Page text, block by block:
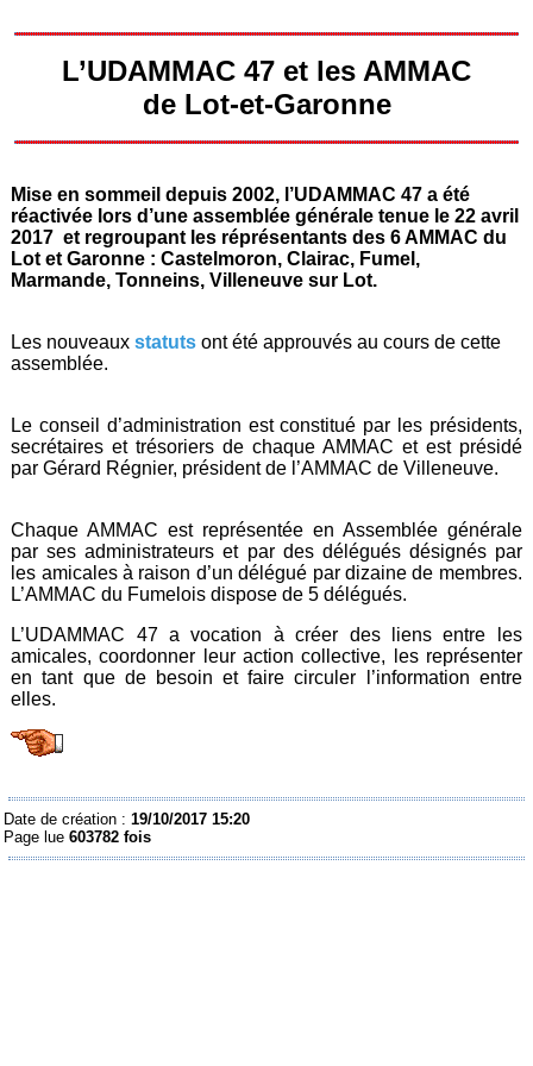
L’UDAMMAC 47 et les AMMAC
de Lot-et-Garonne
Mise en sommeil depuis 2002, l’UDAMMAC 47 a été
réactivée lors d’une assemblée générale tenue le 22 avril
2017 et regroupant les réprésentants des 6 AMMAC du
Lot et Garonne : Castelmoron, Clairac, Fumel,
Marmande, Tonneins, Villeneuve sur Lot.
Les nouveauxstatuts ont été approuvés au cours de cette
assemblée.
Le conseil d’administration est constitué par les présidents,
secrétaires et trésoriers de chaque AMMAC et est présidé
par Gérard Régnier, président de l’AMMAC de Villeneuve.
Chaque AMMAC est représentée en Assemblée générale
par ses administrateurs et par des délégués désignés par
les amicales à raison d’un délégué par dizaine de membres.
L’AMMAC du Fumelois dispose de 5 délégués.
L’UDAMMAC 47 a vocation à créer des liens entre les
amicales, coordonner leur action collective, les représenter
en tant que de besoin et faire circuler l’information entre
elles.
Date de création :19/10/2017 15:20
Page lue603782 fois